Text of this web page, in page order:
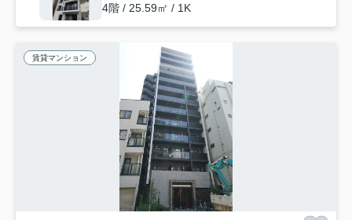
4階 / 25.59㎡ / 1K
賃貸マンション